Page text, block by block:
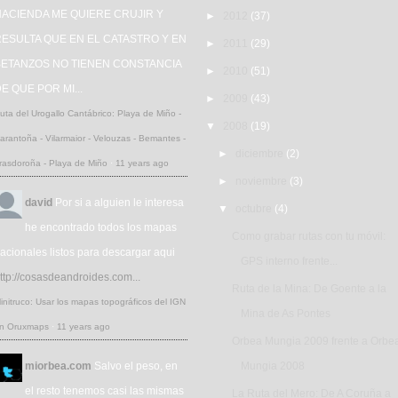
ME QUIERE CRUJIR Y
QUE EN EL CATASTRO Y EN
NO TIENEN CONSTANCIA
QUE POR MI...
del Urogallo Cantábrico: Playa de Miño -
- Vilarmaior - Velouzas - Bemantes -
- Playa de Miño · 11 years ago
david Por si a alguien le interesa
he encontrado todos los mapas
listos para descargar aqui
cosasdeandroides.com...
Usar los mapas topográficos del IGN
Oruxmaps · 11 years ago
miorbea.com Salvo el peso, en
el resto tenemos casi las mismas
► (37)
► (29)
► (51)
► (43)
▼ (19)
► (2)
► (3)
▼ (4)